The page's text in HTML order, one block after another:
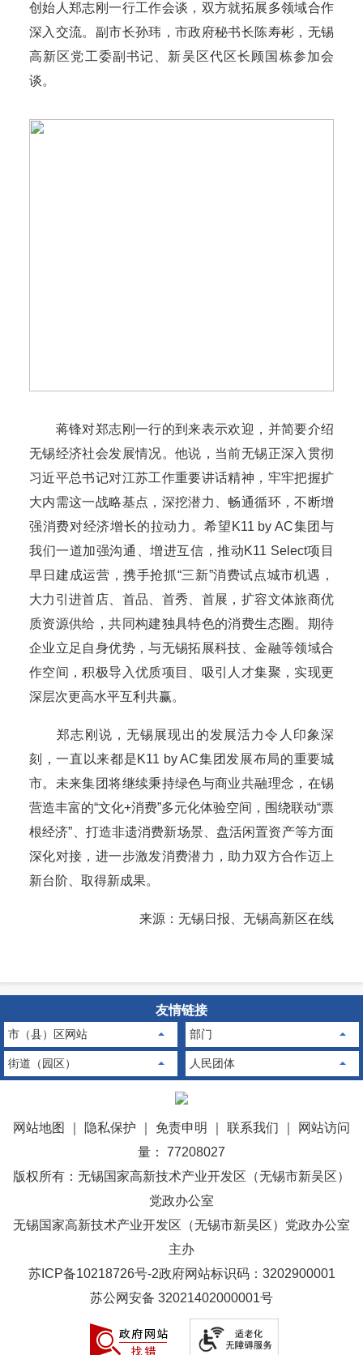
创始人郑志刚一行工作会谈，双方就拓展多领域合作
深入交流。副市长孙玮，市政府秘书长陈寿彬，无锡
高新区党工委副书记、新吴区代区长顾国栋参加会
谈。
蒋锋对郑志刚一行的到来表示欢迎，并简要介绍
无锡经济社会发展情况。他说，当前无锡正深入贯彻
习近平总书记对江苏工作重要讲话精神，牢牢把握扩
大内需这一战略基点，深挖潜力、畅通循环，不断增
强消费对经济增长的拉动力。希望K11 by AC集团与
我们一道加强沟通、增进互信，推动K11 Select项目
早日建成运营，携手抢抓“三新”消费试点城市机遇，
大力引进首店、首品、首秀、首展，扩容文体旅商优
质资源供给，共同构建独具特色的消费生态圈。期待
企业立足自身优势，与无锡拓展科技、金融等领域合
作空间，积极导入优质项目、吸引人才集聚，实现更
深层次更高水平互利共赢。
郑志刚说，无锡展现出的发展活力令人印象深
刻，一直以来都是K11 by AC集团发展布局的重要城
市。未来集团将继续秉持绿色与商业共融理念，在锡
营造丰富的“文化+消费”多元化体验空间，围绕联动“票
根经济”、打造非遗消费新场景、盘活闲置资产等方面
深化对接，进一步激发消费潜力，助力双方合作迈上
新台阶、取得新成果。
来源：无锡日报、无锡高新区在线
友情链接
市（县）区网站 部门
街道（园区） 人民团体
网站地图 隐私保护 免责申明 联系我们
网站访问
量： 77208027
版权所有：无锡国家高新技术产业开发区（无锡市新吴区）
党政办公室
无锡国家高新技术产业开发区（无锡市新吴区）党政办公室
主办
苏ICP备10218726号-2政府网站标识码：3202900001
苏公网安备 32021402000001号